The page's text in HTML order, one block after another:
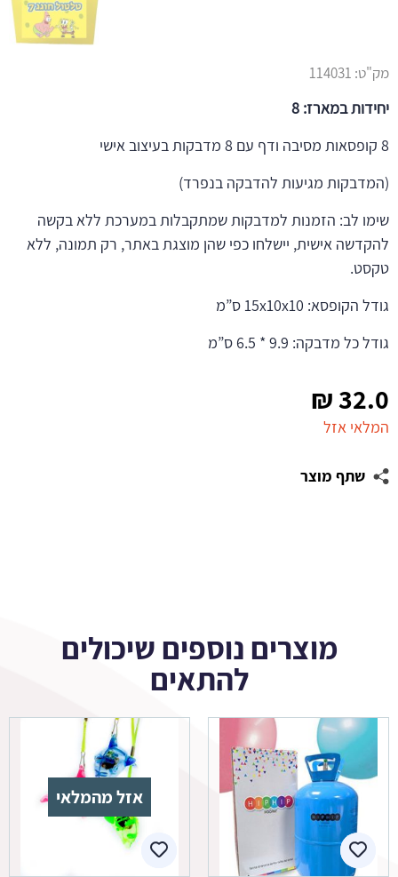
32.0
₪
המלאי אזל
שתף מוצר
מק"ט: 114031
יחידות במארז: 8
8 קופסאות מסיבה ודף עם 8 מדבקות בעיצוב אישי
(המדבקות מגיעות להדבקה בנפרד)
שימו לב: הזמנות למדבקות שמתקבלות במערכת ללא בקשה
להקדשה אישית, יישלחו כפי שהן מוצגת באתר, רק תמונה, ללא
טקסט.
גודל הקופסא: 15x10x10 ס”מ
גודל כל מדבקה: 9.9 * 6.5 ס”מ
מוצרים נוספים שיכולים
להתאים
אזל מהמלאי